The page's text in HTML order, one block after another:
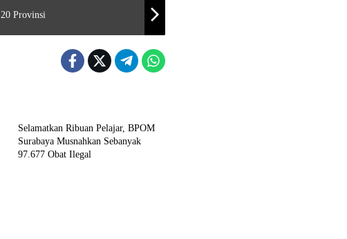
Provinsi
Selamatkan Ribuan Pelajar, BPOM
Surabaya Musnahkan Sebanyak
97.677 Obat Ilegal